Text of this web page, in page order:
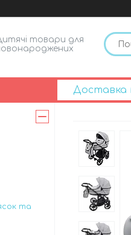
товари для
Доставка
та